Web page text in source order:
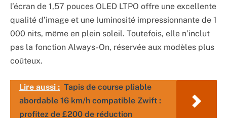
l’écran de 1,57 pouces OLED LTPO offre une excellente
qualité d’image et une luminosité impressionnante de 1
000 nits, même en plein soleil. Toutefois, elle n’inclut
pas la fonction Always-On, réservée aux modèles plus
coûteux.
Lire aussi : Tapis de course pliable
abordable 16 km/h compatible Zwift :
profitez de £200 de réduction